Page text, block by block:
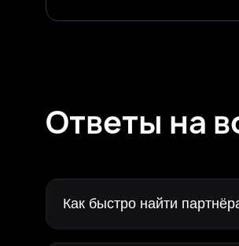
Ответы на
Как быстро найти